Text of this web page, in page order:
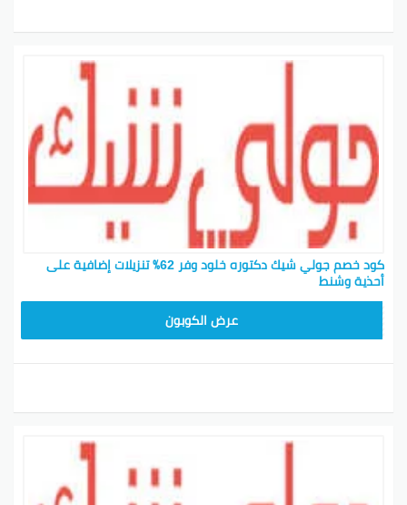
كود خصم جولي شيك دكتوره خلود وفر 62٪ تنزيلات إضافية على
أحذية وشنط
عرض الكوبون